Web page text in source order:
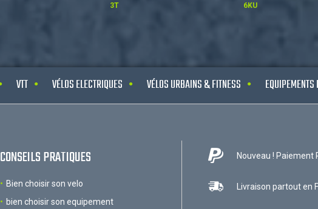
3T 6KU
VTT VÉLOS ELECTRIQUES VÉLOS URBAINS & FITNESS EQUIPEMENTS
CONSEILS PRATIQUES
Bien choisir son velo
bien choisir son equipement
Nouveau ! Paiement
Livraison partout en